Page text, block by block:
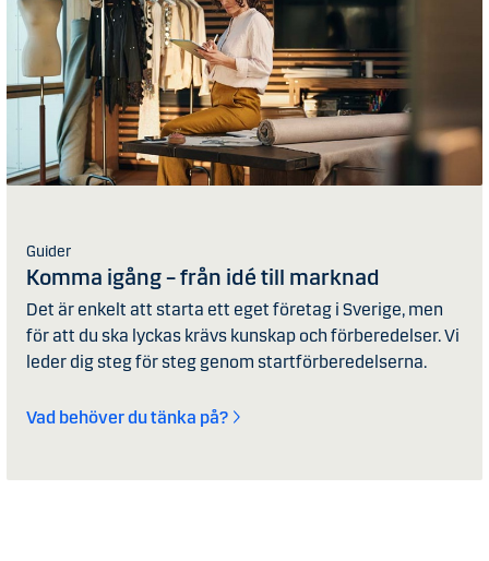
Guider
Komma igång – från idé till marknad
Det är enkelt att starta ett eget företag i Sverige, men
för att du ska lyckas krävs kunskap och förberedelser. Vi
leder dig steg för steg genom startförberedelserna.
Vad behöver du tänka på?